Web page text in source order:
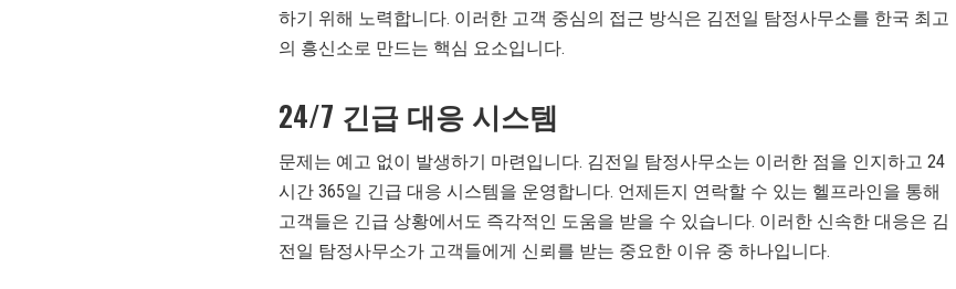
하기 위해 노력합니다. 이러한 고객 중심의 접근 방식은 김전일 탐정사무소를 한국 최고
의 흥신소로 만드는 핵심 요소입니다.
24/7 긴급 대응 시스템
문제는 예고 없이 발생하기 마련입니다. 김전일 탐정사무소는 이러한 점을 인지하고 24
시간 365일 긴급 대응 시스템을 운영합니다. 언제든지 연락할 수 있는 헬프라인을 통해
고객들은 긴급 상황에서도 즉각적인 도움을 받을 수 있습니다. 이러한 신속한 대응은 김
전일 탐정사무소가 고객들에게 신뢰를 받는 중요한 이유 중 하나입니다.